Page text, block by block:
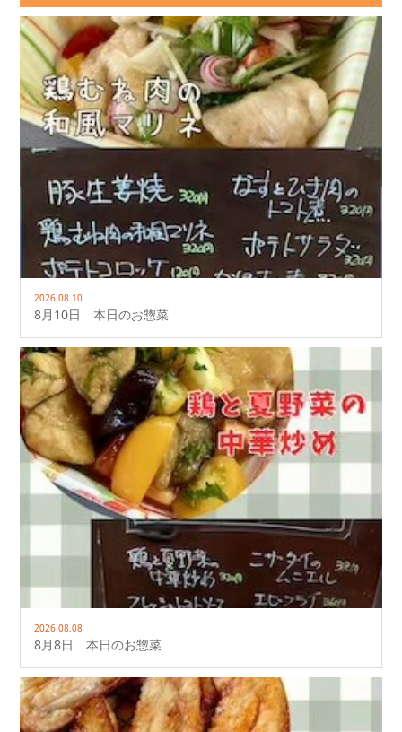
2026.08.10
8月10日 本日のお惣菜
2026.08.08
8月8日 本日のお惣菜